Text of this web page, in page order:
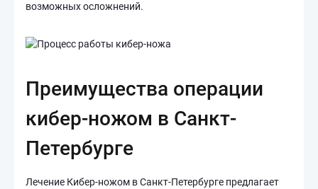
возможных осложнений.
Преимущества операции
кибер-ножом в Санкт-
Петербурге
Лечение Кибер-ножом в Санкт-Петербурге предлагает